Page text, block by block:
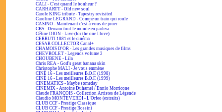
CALI - C'est quand le bonheur ?
CARHARTT - Old new soul
Carole KING tribute - Tapestry revisited
Caroline LEGRAND - Comme un train qui roule
CASINO - Maintenant c'est à vous de jouer
CBS - Demain tout le monde en parlera
Céline DION - Live (for the one I love)
CERRUTI 1881 et le cinéma
CESAR COLLECTOR Canal+
CHAMOIS D'OR - Les grandes musiques de films
CHEVROLET - Legends volume 2
CHOUBENE - Lila
Chris REA - God's great banana skin
Christophe MALI - Je vous emmène
CINÉ 16 - Les meilleures B.O.F. (1998)
CINÉ 16 - Les meilleures B.O.F. (1999)
CINEMATICS - Maybe someday
CINEMIX - Antoine Duhamel / Ennio Morricone
Claude FRANÇOIS - Collection Artistes de Légende
Claudio MONTEVERDI - L'Orfeo (extraits)
CLUB CCF - Prestige Classique
CLUB CCF - Prestige Rossini